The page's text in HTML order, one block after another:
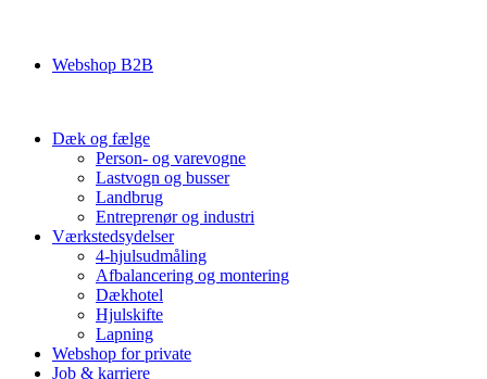
Webshop B2B
Dæk og fælge
Person- og varevogne
Lastvogn og busser
Landbrug
Entreprenør og industri
Værkstedsydelser
4-hjulsudmåling
Afbalancering og montering
Dækhotel
Hjulskifte
Lapning
Webshop for private
Job & karriere